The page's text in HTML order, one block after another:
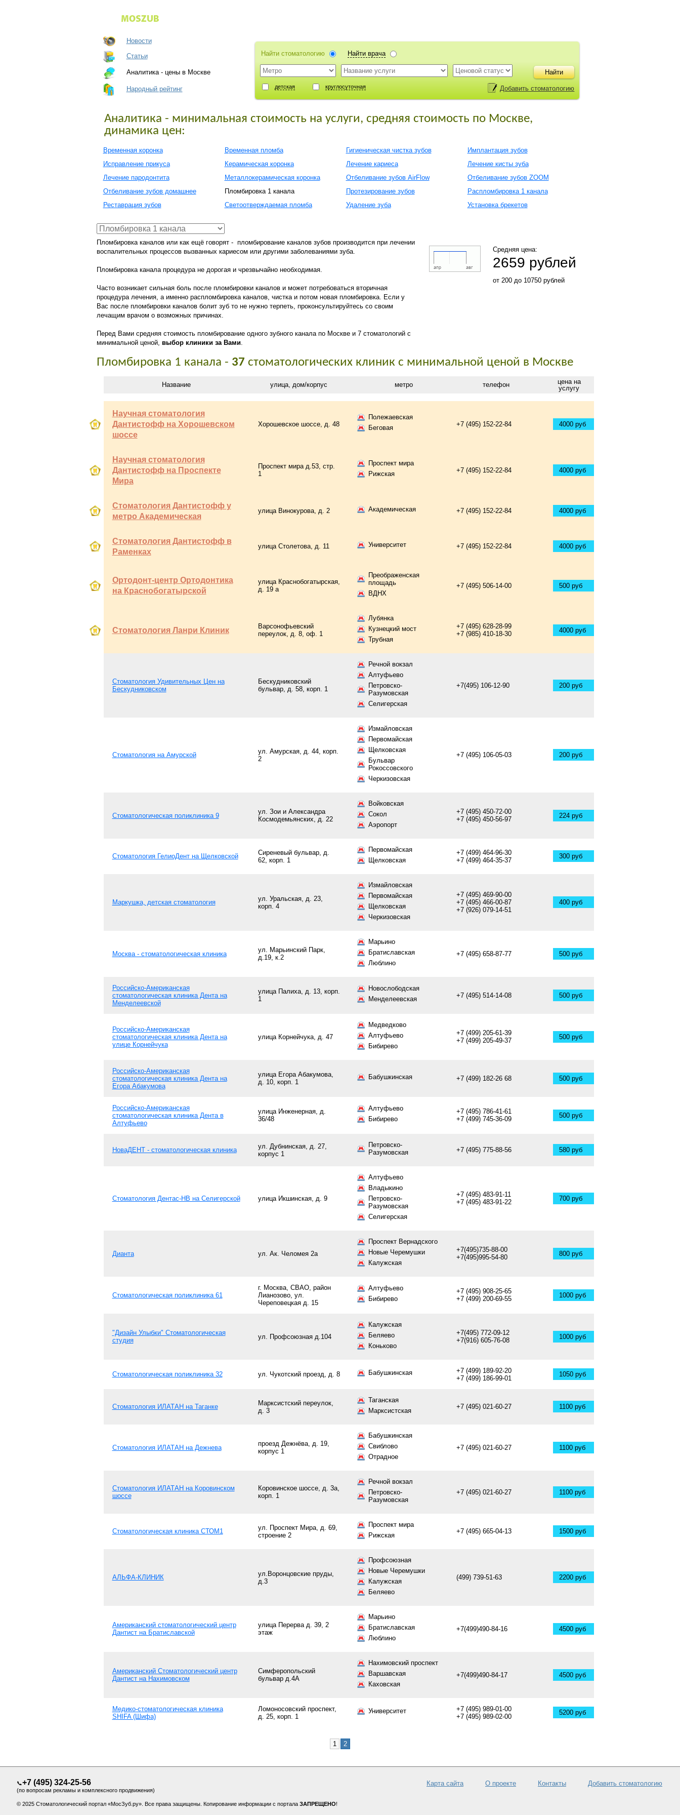
Новости
Статьи
Аналитика - цены в Москве
Народный рейтинг
Найти стоматологию Найти врача
детская круглосуточная Добавить стоматологию
Аналитика - минимальная стоимость на услуги, средняя стоимость по Москве,
динамика цен:
Временная коронка Временная пломба Гигиеническая чистка зубов
Имплантация зубов
Исправление прикуса
Керамическая коронка Лечение кариеса
Лечение кисты зуба
Лечение пародонтита
Металлокерамическая коронка Отбеливание зубов AirFlow
Отбеливание зубов ZOOM
Отбеливание зубов домашнее
Пломбировка 1 канала Протезирование зубов
Распломбировка 1 канала
Реставрация зубов
Светоотверждаемая пломба Удаление зуба Установка брекетов
Средняя цена:
2659 рублей
от 200 до 10750 рублей
Пломбировка каналов или как ещё говорят - пломбирование каналов зубов производится при лечении
воспалительных процессов вызванных кариесом или другими заболеваниями зуба.
Пломбировка канала процедура не дорогая и чрезвычайно необходимая.
Часто возникает сильная боль после пломбировки каналов и может потребоваться вторичная
процедура лечения, а именно распломбировка каналов, чистка и потом новая пломбировка. Если у
Вас после пломбировки каналов болит зуб то не нужно терпеть, проконсультируйтесь со своим
лечащим врачом о возможных причинах.
Перед Вами средняя стоимость пломбирование одного зубного канала по Москве и 7 стоматологий с
минимальной ценой, выбор клиники за Вами.
Пломбировка 1 канала - 37 стоматологических клиник с минимальной ценой в Москве
Название улица, дом/корпус метро телефон
цена на
услугу
Научная стоматология
Дантистофф на Хорошевском
шоссе
Хорошевское шоссе, д. 48
Полежаевская
Беговая
+7 (495) 152-22-84 4000 руб
Научная стоматология
Дантистофф на Проспекте
Мира
Проспект мира д.53, стр.
1
Проспект мира
Рижская
+7 (495) 152-22-84 4000 руб
Стоматология Дантистофф у
метро Академическая
улица Винокурова, д. 2 Академическая +7 (495) 152-22-84 4000 руб
Стоматология Дантистофф в
Раменках
улица Столетова, д. 11 Университет +7 (495) 152-22-84 4000 руб
Ортодонт-центр Ортодонтика
на Краснобогатырской
улица Краснобогатырская,
д. 19 а
Преображенская
площадь
ВДНХ
+7 (495) 506-14-00 500 руб
Стоматология Ланри Клиник
Варсонофьевский
переулок, д. 8, оф. 1
Лубянка
Кузнецкий мост
Трубная
+7 (495) 628-28-99
+7 (985) 410-18-30
4000 руб
Стоматология Удивительных Цен на
Бескудниковском
Бескудниковский
бульвар, д. 58, корп. 1
Речной вокзал
Алтуфьево
Петровско-
Разумовская
Селигерская
+7(495) 106-12-90 200 руб
Стоматология на Амурской
ул. Амурская, д. 44, корп.
2
Измайловская
Первомайская
Щелковская
Бульвар
Рокоссовского
Черкизовская
+7 (495) 106-05-03 200 руб
Стоматологическая поликлиника 9
ул. Зои и Александра
Космодемьянских, д. 22
Войковская
Сокол
Аэропорт
+7 (495) 450-72-00
+7 (495) 450-56-97
224 руб
Стоматология ГелиоДент на Щелковской
Сиреневый бульвар, д.
62, корп. 1
Первомайская
Щелковская
+7 (499) 464-96-30
+7 (499) 464-35-37
300 руб
Маркушка, детская стоматология
ул. Уральская, д. 23,
корп. 4
Измайловская
Первомайская
Щелковская
Черкизовская
+7 (495) 469-90-00
+7 (495) 466-00-87
+7 (926) 079-14-51
400 руб
Москва - стоматологическая клиника
ул. Марьинский Парк,
д.19, к.2
Марьино
Братиславская
Люблино
+7 (495) 658-87-77 500 руб
Российско-Американская
стоматологическая клиника Дента на
Менделеевской
улица Палиха, д. 13, корп.
1
Новослободская
Менделеевская
+7 (495) 514-14-08 500 руб
Российско-Американская
стоматологическая клиника Дента на
улице Корнейчука
улица Корнейчука, д. 47
Медведково
Алтуфьево
Бибирево
+7 (499) 205-61-39
+7 (499) 205-49-37
500 руб
Российско-Американская
стоматологическая клиника Дента на
Егора Абакумова
улица Егора Абакумова,
д. 10, корп. 1
Бабушкинская +7 (499) 182-26 68 500 руб
Российско-Американская
стоматологическая клиника Дента в
Алтуфьево
улица Инженерная, д.
36/48
Алтуфьево
Бибирево
+7 (495) 786-41-61
+7 (499) 745-36-09
500 руб
НоваДЕНТ - стоматологическая клиника
ул. Дубнинская, д. 27,
корпус 1
Петровско-
Разумовская
+7 (495) 775-88-56 580 руб
Стоматология Дентас-НВ на Селигерской улица Икшинская, д. 9
Алтуфьево
Владыкино
Петровско-
Разумовская
Селигерская
+7 (495) 483-91-11
+7 (495) 483-91-22
700 руб
Дианта ул. Ак. Челомея 2а
Проспект Вернадского
Новые Черемушки
Калужская
+7(495)735-88-00
+7(495)995-54-80
800 руб
Стоматологическая поликлиника 61
г. Москва, СВАО, район
Лианозово, ул.
Череповецкая д. 15
Алтуфьево
Бибирево
+7 (495) 908-25-65
+7 (499) 200-69-55
1000 руб
"Дизайн Улыбки" Стоматологическая
студия
ул. Профсоюзная д.104
Калужская
Беляево
Коньково
+7(495) 772-09-12
+7(916) 605-76-08
1000 руб
Стоматологическая поликлиника 32 ул. Чукотский проезд, д. 8 Бабушкинская
+7 (499) 189-92-20
+7 (499) 186-99-01
1050 руб
Стоматология ИЛАТАН на Таганке
Марксистский переулок,
д. 3
Таганская
Марксистская
+7 (495) 021-60-27 1100 руб
Стоматология ИЛАТАН на Дежнева
проезд Дежнёва, д. 19,
корпус 1
Бабушкинская
Свиблово
Отрадное
+7 (495) 021-60-27 1100 руб
Стоматология ИЛАТАН на Коровинском
шоссе
Коровинское шоссе, д. 3а,
корп. 1
Речной вокзал
Петровско-
Разумовская
+7 (495) 021-60-27 1100 руб
Стоматологическая клиника СТОМ1
ул. Проспект Мира, д. 69,
строение 2
Проспект мира
Рижская
+7 (495) 665-04-13 1500 руб
АЛЬФА-КЛИНИК
ул.Воронцовские пруды,
д.3
Профсоюзная
Новые Черемушки
Калужская
Беляево
(499) 739-51-63 2200 руб
Американский стоматологический центр
Дантист на Братиславской
улица Перерва д. 39, 2
этаж
Марьино
Братиславская
Люблино
+7(499)490-84-16 4500 руб
Американский Стоматологический центр
Дантист на Нахимовском
Симферопольский
бульвар д.4А
Нахимовский проспект
Варшавская
Каховская
+7(499)490-84-17 4500 руб
Медико-стоматологическая клиника
SHIFA (Шифа)
Ломоносовский проспект,
д. 25, корп. 1
Университет
+7 (495) 989-01-00
+7 (495) 989-02-00
5200 руб
1 2
📞+7 (495) 324-25-56
(по вопросам рекламы и комплексного продвижения)
© 2025 Стоматологический портал «МосЗуб.ру». Все права защищены. Копирование информации с портала ЗАПРЕЩЕНО!
Карта сайта О проекте Контакты Добавить стоматологию